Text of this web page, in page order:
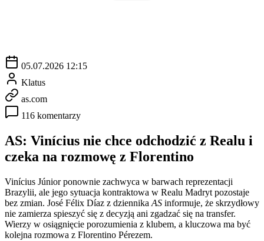
05.07.2026 12:15
Klatus
as.com
116 komentarzy
AS: Vinícius nie chce odchodzić z Realu i
czeka na rozmowę z Florentino
Vinícius Júnior ponownie zachwyca w barwach reprezentacji
Brazylii, ale jego sytuacja kontraktowa w Realu Madryt pozostaje
bez zmian. José Félix Díaz z dziennika AS informuje, że skrzydłowy
nie zamierza spieszyć się z decyzją ani zgadzać się na transfer.
Wierzy w osiągnięcie porozumienia z klubem, a kluczowa ma być
kolejna rozmowa z Florentino Pérezem.